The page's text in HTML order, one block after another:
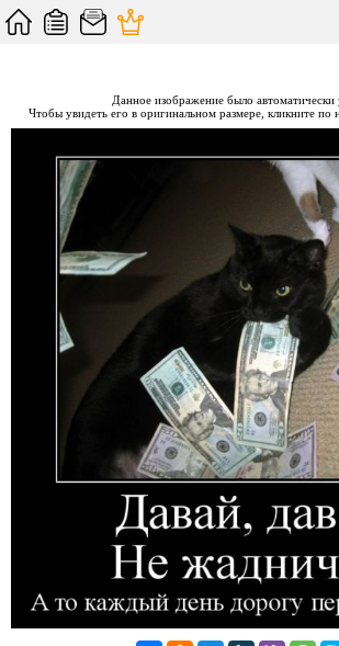
Данное изображение было автоматически
Чтобы увидеть его в оригинальном размере, кликните